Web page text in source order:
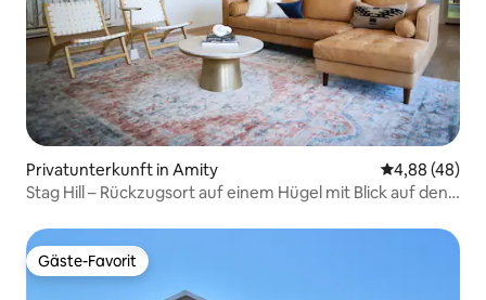
Privatunterkunft in Amity
4,88 (48)
Stag Hill – Rückzugsort auf einem Hügel mit Blick auf den
Gäste-Favorit
Gäste-Favorit